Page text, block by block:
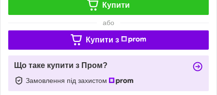
Купити
або
Купити з
Що таке купити з Пром?
Замовлення під захистом